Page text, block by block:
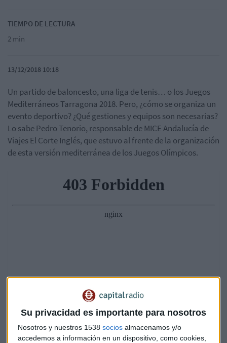
Su privacidad es importante para nosotros
Nosotros y nuestros 1538 socios almacenamos y/o
accedemos a información en un dispositivo, como cookies,
TIEMPO DE LECTURA
2 min
13/12/2018 10:18
Un partido de baloncesto, una liga de tenis… o los Juegos
Mediterráneos Tarragona 2018. Pero, ¿cómo se organiza un
evento deportivo? ¿Qué gestiones y equipos son necesarias?
Lo sabe Pedro Tenorio, responsable de MICE Andalucía de
Viajes El Corte Inglés, que estuvo al frente de la organización
de esta versión mediterránea de los Juegos Olímpicos.